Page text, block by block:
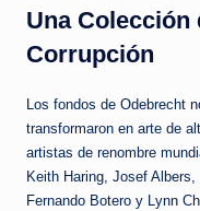
Una Colección
Corrupción
Los fondos de Odebrecht
transformaron en arte de
artistas de renombre
Keith Haring, Josef
Fernando Botero y Lynn